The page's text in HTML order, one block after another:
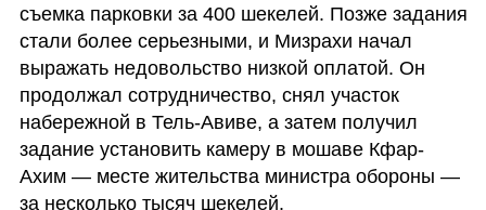
съемка парковки за 400 шекелей. Позже задания
стали более серьезными, и Мизрахи начал
выражать недовольство низкой оплатой. Он
продолжал сотрудничество, снял участок
набережной в Тель-Авиве, а затем получил
задание установить камеру в мошаве Кфар-
Ахим — месте жительства министра обороны —
за несколько тысяч шекелей.